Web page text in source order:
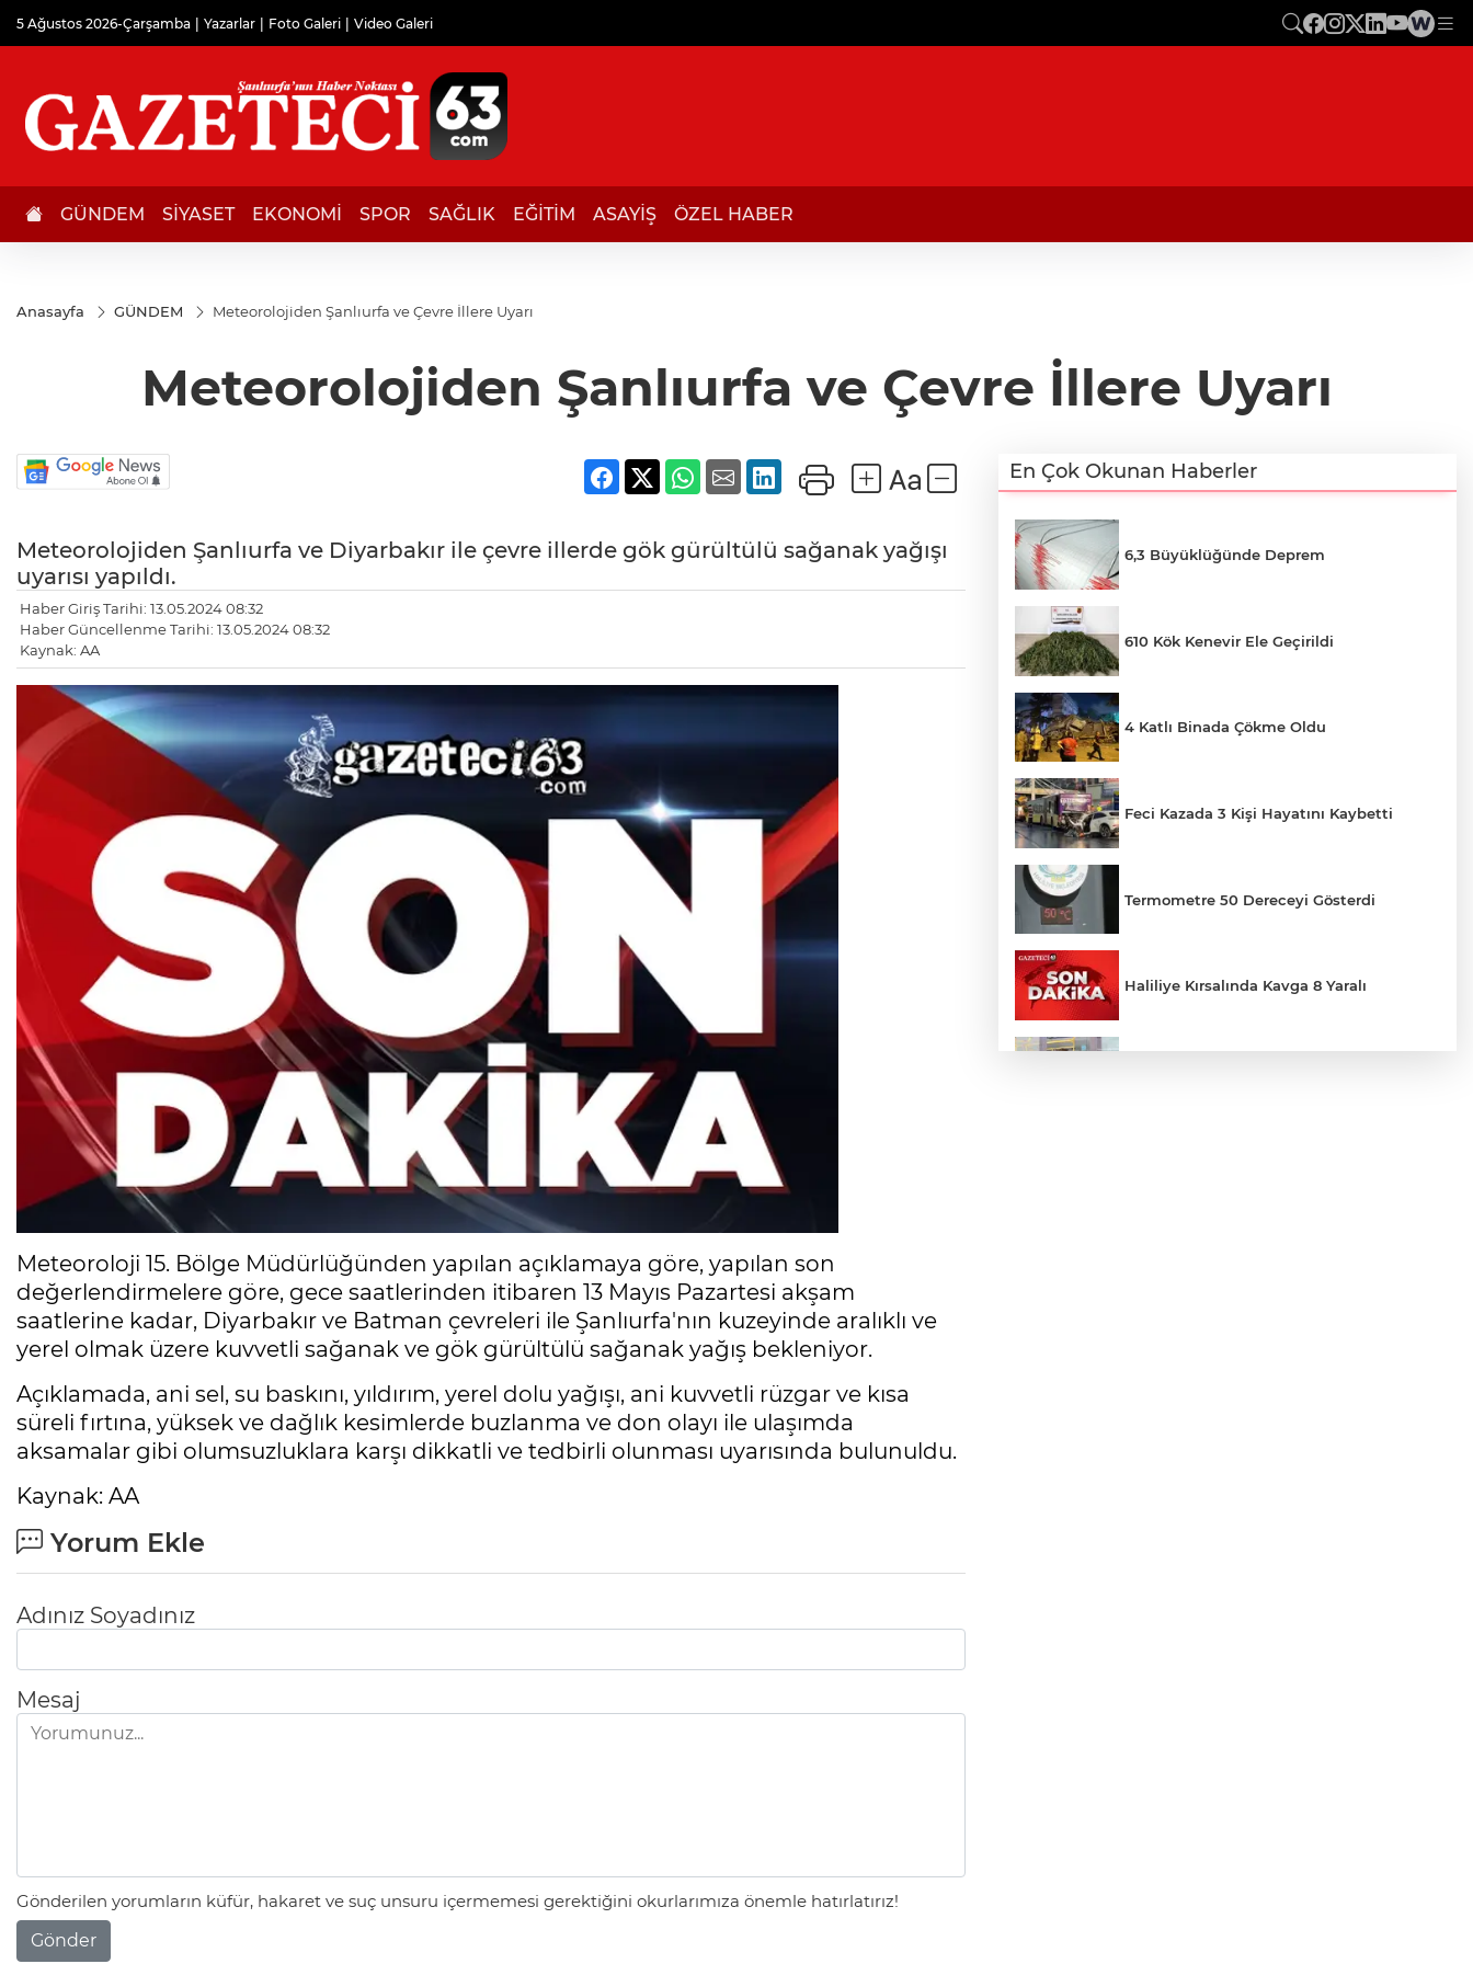
5 Ağustos 2026-Çarşamba Yazarlar Foto Galeri Video Galeri
GÜNDEM SİYASET EKONOMİ SPOR SAĞLIK EĞİTİM ASAYİŞ ÖZEL HABER
Anasayfa GÜNDEM Meteorolojiden Şanlıurfa ve Çevre İllere Uyarı
Meteorolojiden Şanlıurfa ve Çevre İllere Uyarı
Meteorolojiden Şanlıurfa ve Diyarbakır ile çevre illerde gök gürültülü sağanak yağışı
uyarısı yapıldı.
Haber Giriş Tarihi: 13.05.2024 08:32
Haber Güncellenme Tarihi: 13.05.2024 08:32
Kaynak: AA
Meteoroloji 15. Bölge Müdürlüğünden yapılan açıklamaya göre, yapılan son
değerlendirmelere göre, gece saatlerinden itibaren 13 Mayıs Pazartesi akşam
saatlerine kadar, Diyarbakır ve Batman çevreleri ile Şanlıurfa'nın kuzeyinde aralıklı ve
yerel olmak üzere kuvvetli sağanak ve gök gürültülü sağanak yağış bekleniyor.
Açıklamada, ani sel, su baskını, yıldırım, yerel dolu yağışı, ani kuvvetli rüzgar ve kısa
süreli fırtına, yüksek ve dağlık kesimlerde buzlanma ve don olayı ile ulaşımda
aksamalar gibi olumsuzluklara karşı dikkatli ve tedbirli olunması uyarısında bulunuldu.
Kaynak: AA
Yorum Ekle
Adınız Soyadınız
Mesaj
Gönderilen yorumların küfür, hakaret ve suç unsuru içermemesi gerektiğini okurlarımıza önemle hatırlatırız!
Gönder
En Çok Okunan Haberler
6,3 Büyüklüğünde Deprem
610 Kök Kenevir Ele Geçirildi
4 Katlı Binada Çökme Oldu
Feci Kazada 3 Kişi Hayatını Kaybetti
Termometre 50 Dereceyi Gösterdi
Haliliye Kırsalında Kavga 8 Yaralı